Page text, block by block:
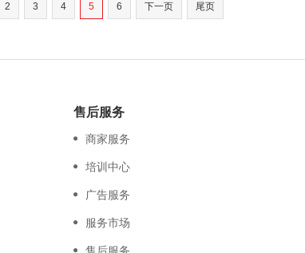
2 3 4 5 6 下一页 尾页
售后服务
商家服务
培训中心
广告服务
服务市场